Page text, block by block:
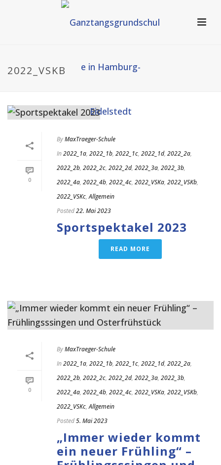
2022_VSKB
0
ByMaxTraeger-Schule
In2022_1a, 2022_1b, 2022_1c, 2022_1d, 2022_2a,
2022_2b, 2022_2c, 2022_2d, 2022_3a, 2022_3b,
2022_4a, 2022_4b, 2022_4c, 2022_VSKa, 2022_VSKb,
2022_VSKc,Allgemein
Posted22. Mai 2023
Sportspektakel 2023
READ MORE
0
ByMaxTraeger-Schule
In2022_1a, 2022_1b, 2022_1c, 2022_1d, 2022_2a,
2022_2b, 2022_2c, 2022_2d, 2022_3a, 2022_3b,
2022_4a, 2022_4b, 2022_4c, 2022_VSKa, 2022_VSKb,
2022_VSKc,Allgemein
Posted5. Mai 2023
„Immer wieder kommt
ein neuer Frühling“ –